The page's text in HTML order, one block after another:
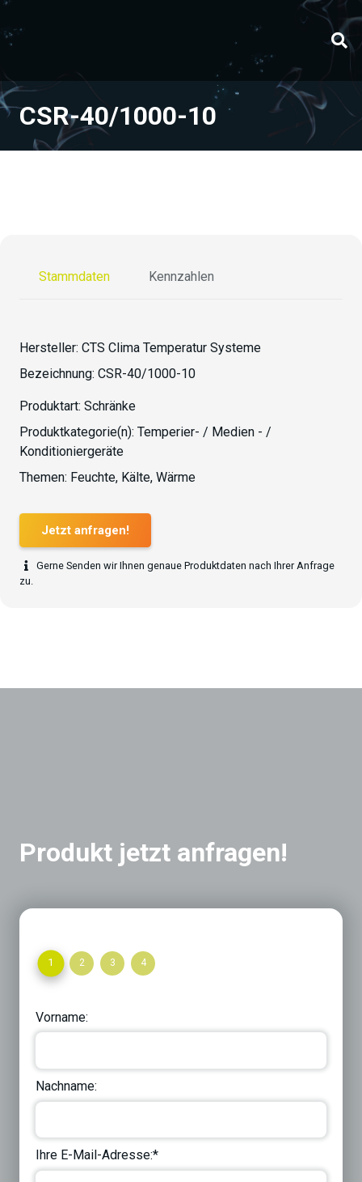
CSR-40/1000-10
Stammdaten Kennzahlen
Hersteller: CTS Clima Temperatur Systeme
Bezeichnung: CSR-40/1000-10
Produktart: Schränke
Produktkategorie(n): Temperier- / Medien - /
Konditioniergeräte
Themen: Feuchte, Kälte, Wärme
Jetzt anfragen!
Gerne Senden wir Ihnen genaue Produktdaten nach Ihrer Anfrage
zu.
Produkt jetzt anfragen!
1 2 3 4
Vorname:
Nachname:
Ihre E-Mail-Adresse:*